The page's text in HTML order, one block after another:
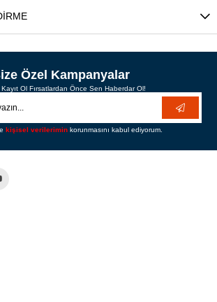
Özel Kampanyalar
Kayıt Ol Fırsatlardan Önce Sen Haberdar Ol!
kişisel verilerimin korunmasını kabul ediyorum.